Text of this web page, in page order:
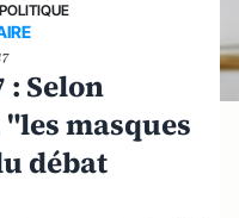
Selon
masques
débat